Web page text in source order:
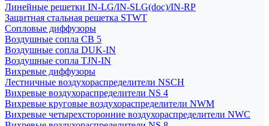
Линейные решетки IN-LG/IN-SLG(doc)/IN-RP
Защитная стальная решетка STWT
Сопловые диффузоры
Воздушные сопла СВ 5
Воздушные сопла DUK-IN
Воздушные сопла TJN-IN
Вихревые диффузоры
Лестничные воздухораспределители NSCH
Вихревые воздухораспределители NS 4
Вихревые круговые воздухораспределители NWM
Вихревые четырехсторонние воздухораспределители NWC